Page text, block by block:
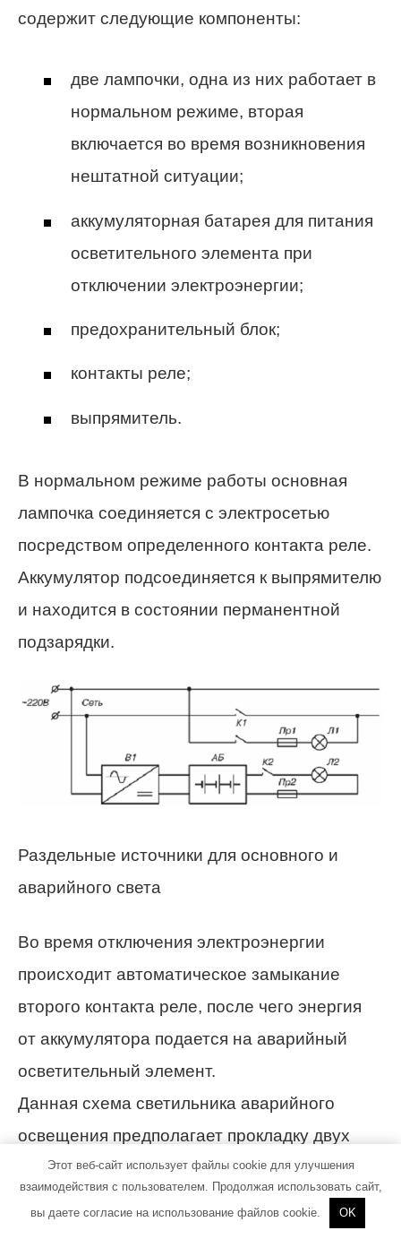
содержит следующие компоненты:
две лампочки, одна из них работает в
нормальном режиме, вторая
включается во время возникновения
нештатной ситуации;
аккумуляторная батарея для питания
осветительного элемента при
отключении электроэнергии;
предохранительный блок;
контакты реле;
выпрямитель.
В нормальном режиме работы основная
лампочка соединяется с электросетью
посредством определенного контакта реле.
Аккумулятор подсоединяется к выпрямителю
и находится в состоянии перманентной
подзарядки.
Раздельные источники для основного и
аварийного света
Во время отключения электроэнергии
происходит автоматическое замыкание
второго контакта реле, после чего энергия
от аккумулятора подается на аварийный
осветительный элемент.
Данная схема светильника аварийного
освещения предполагает прокладку двух
сетей энергоподачи. Одна из них
обеспечивает электричеством основной
осветительный элемент, а вторая работает
Этот веб-сайт использует файлы cookie для улучшения
взаимодействия с пользователем. Продолжая использовать сайт,
вы даете согласие на использование файлов cookie.
OK